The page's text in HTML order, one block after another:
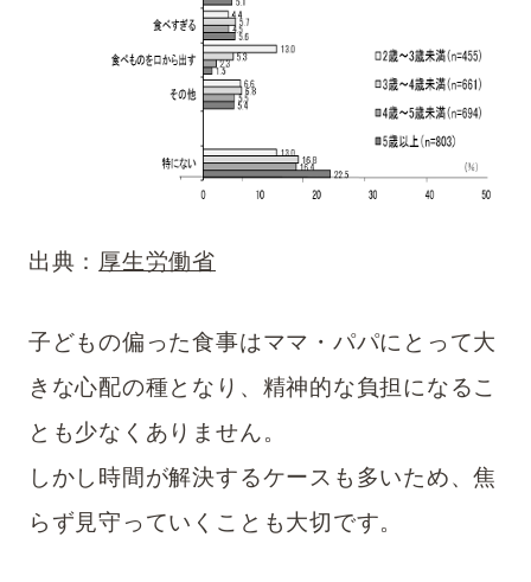
出典： 厚生労働省
子どもの偏った食事はママ・パパにとって大
きな心配の種となり、精神的な負担になるこ
とも少なくありません。
しかし時間が解決するケースも多いため、焦
らず見守っていくことも大切です。